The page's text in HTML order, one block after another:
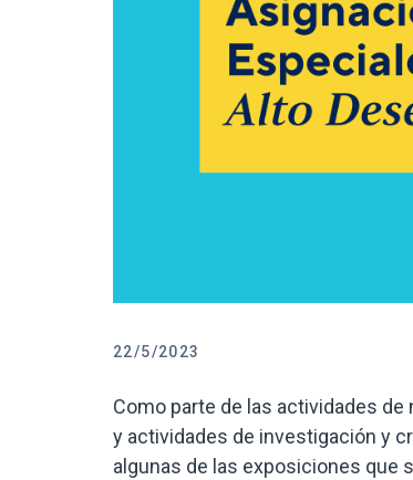
22/5/2023
Como parte de las actividades
y actividades de investigación y
algunas de las exposiciones que